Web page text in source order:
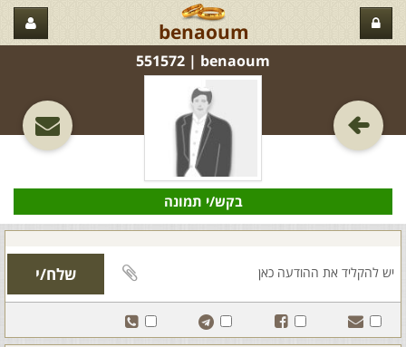
benaoum
benaoum‏ | 551572
בקש/י תמונה